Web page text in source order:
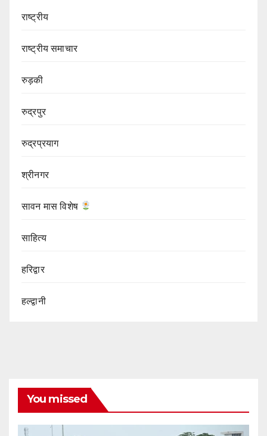
राष्ट्रीय
राष्ट्रीय समाचार
रुड़की
रुद्रपुर
रुद्रप्रयाग
श्रीनगर
सावन मास विशेष
साहित्य
हरिद्वार
हल्द्वानी
You missed